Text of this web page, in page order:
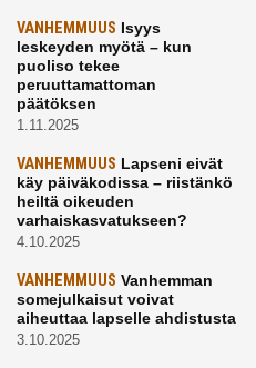
VANHEMMUUS Isyys
leskeyden myötä – kun
puoliso tekee
peruuttamattoman
päätöksen
1.11.2025
VANHEMMUUS Lapseni eivät
käy päiväkodissa – riistänkö
heiltä oikeuden
varhaiskasvatukseen?
4.10.2025
VANHEMMUUS Vanhemman
somejulkaisut voivat
aiheuttaa lapselle ahdistusta
3.10.2025